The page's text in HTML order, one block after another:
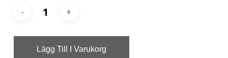
Lägg Till I Varukorg